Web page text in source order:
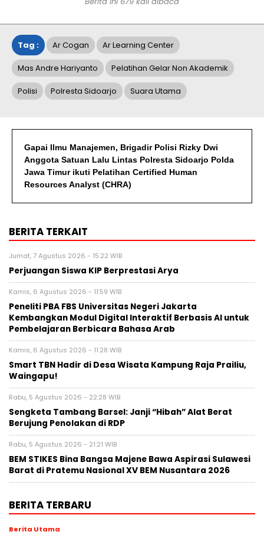
Tag : Ar Cogan Ar Learning Center
Mas Andre Hariyanto Pelatihan Gelar Non Akademik
Polisi Polresta Sidoarjo Suara Utama
Gapai Ilmu Manajemen, Brigadir Polisi Rizky Dwi
Anggota Satuan Lalu Lintas Polresta Sidoarjo Polda
Jawa Timur ikuti Pelatihan Certified Human
Resources Analyst (CHRA)
BERITA TERKAIT
Jumat, 7 Agustus 2026 - 15:22 WIB
Perjuangan Siswa KIP Berprestasi Arya
Kamis, 6 Agustus 2026 - 11:59 WIB
Peneliti PBA FBS Universitas Negeri Jakarta
Kembangkan Modul Digital Interaktif Berbasis AI untuk
Pembelajaran Berbicara Bahasa Arab
Kamis, 6 Agustus 2026 - 11:28 WIB
Smart TBN Hadir di Desa Wisata Kampung Raja Prailiu,
Waingapu!
Rabu, 5 Agustus 2026 - 22:28 WIB
Sengketa Tambang Barsel: Janji “Hibah” Alat Berat
Berujung Penolakan di RDP
Rabu, 5 Agustus 2026 - 21:21 WIB
BEM STIKES Bina Bangsa Majene Bawa Aspirasi Sulawesi
Barat di Pratemu Nasional XV BEM Nusantara 2026
BERITA TERBARU
Berita Utama